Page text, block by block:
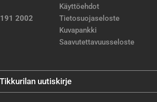
2002
Käyttöehdot
Tietosuojaseloste
Kuvapankki
Saavutettavuusseloste
uutiskirje